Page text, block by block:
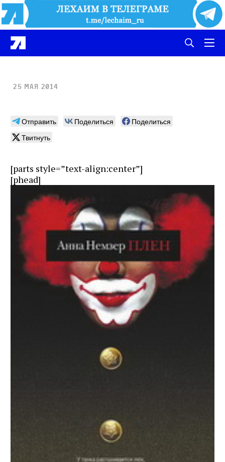
25 мая 2014
Отправить Поделиться
Поделиться
Твитнуть
[parts style=”text-align:center”]
[phead]